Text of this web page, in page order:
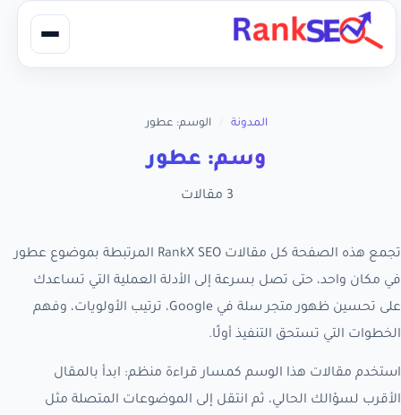
المدونة الوسم: عطور
وسم: عطور
3 مقالات
تجمع هذه الصفحة كل مقالات RankX SEO المرتبطة بموضوع عطور
في مكان واحد، حتى تصل بسرعة إلى الأدلة العملية التي تساعدك
على تحسين ظهور متجر سلة في Google، ترتيب الأولويات، وفهم
الخطوات التي تستحق التنفيذ أولًا.
استخدم مقالات هذا الوسم كمسار قراءة منظم: ابدأ بالمقال
الأقرب لسؤالك الحالي، ثم انتقل إلى الموضوعات المتصلة مثل